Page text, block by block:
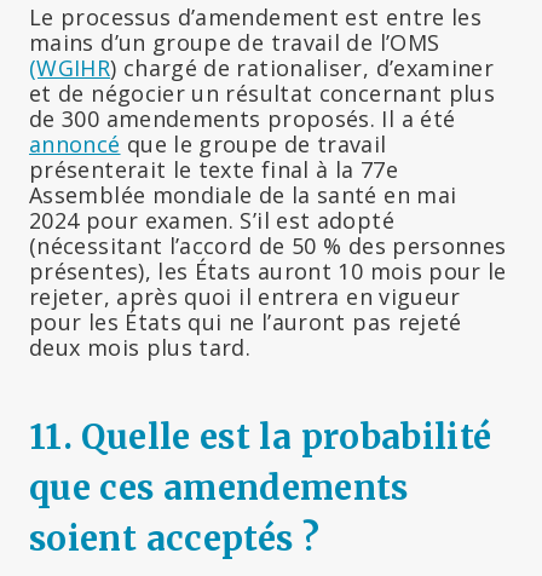
Le processus d’amendement est entre les
mains d’un groupe de travail de l’OMS
(WGIHR) chargé de rationaliser, d’examiner
et de négocier un résultat concernant plus
de 300 amendements proposés. Il a été
annoncé que le groupe de travail
présenterait le texte final à la 77e
Assemblée mondiale de la santé en mai
2024 pour examen. S’il est adopté
(nécessitant l’accord de 50 % des personnes
présentes), les États auront 10 mois pour le
rejeter, après quoi il entrera en vigueur
pour les États qui ne l’auront pas rejeté
deux mois plus tard.
11. Quelle est la probabilité
que ces amendements
soient acceptés ?